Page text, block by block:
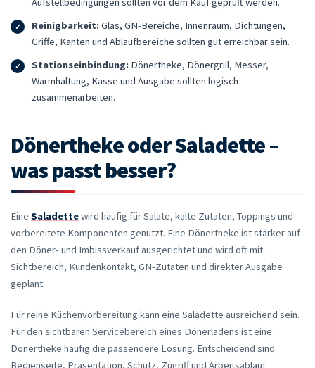
Reinigbarkeit:Glas, GN-Bereiche, Innenraum, Dichtungen,
Griffe, Kanten und Ablaufbereiche sollten gut erreichbar sein.
Stationseinbindung: Dönertheke, Dönergrill, Messer,
Warmhaltung, Kasse und Ausgabe sollten logisch
zusammenarbeiten.
Dönertheke oder Saladette –
was passt besser?
Eine Saladettewird häufig für Salate, kalte Zutaten, Toppings und
vorbereitete Komponenten genutzt. Eine Dönertheke ist stärker auf
den Döner- und Imbissverkauf ausgerichtet und wird oft mit
Sichtbereich, Kundenkontakt, GN-Zutaten und direkter Ausgabe
geplant.
Für reine Küchenvorbereitung kann eine Saladette ausreichend sein.
Für den sichtbaren Servicebereich eines Dönerladens ist eine
Dönertheke häufig die passendere Lösung. Entscheidend sind
Bedienseite, Präsentation, Schutz, Zugriff und Arbeitsablauf.